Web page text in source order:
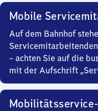
Mobile
Auf dem Bahnhof
– achten Sie auf die
mit der Aufschrift